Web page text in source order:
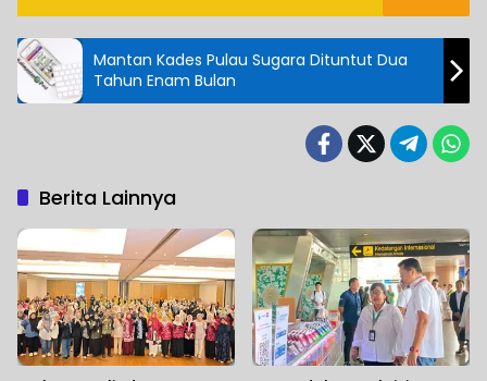
Mantan Kades Pulau Sugara Dituntut Dua
Tahun Enam Bulan
Berita Lainnya